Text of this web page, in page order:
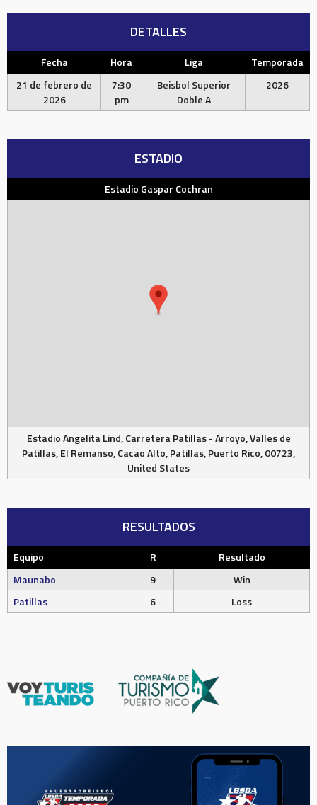
DETALLES
Fecha Hora Liga
Temporada
21 de febrero de
2026
7:30
pm
Beisbol Superior
Doble A
2026
ESTADIO
Estadio Gaspar Cochran
Estadio Angelita Lind, Carretera Patillas - Arroyo, Valles de
Patillas, El Remanso, Cacao Alto, Patillas, Puerto Rico, 00723,
United States
RESULTADOS
Equipo R
Resultado
Maunabo
9
Win
Patillas
6 Loss